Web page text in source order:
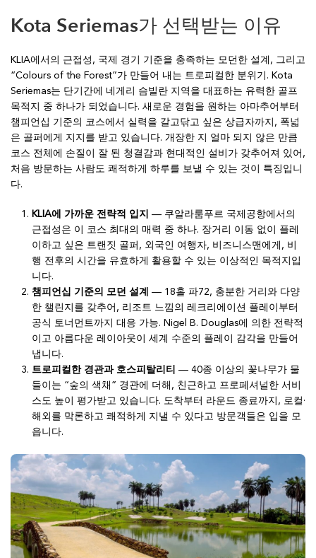
Kota Seriemas가 선택받는 이유
KLIA에서의 근접성, 국제 경기 기준을 충족하는 모던한 설계, 그리고
“Colours of the Forest”가 만들어 내는 트로피컬한 분위기. Kota
Seriemas는 단기간에 네게리 슴빌란 지역을 대표하는 유력한 골프
목적지 중 하나가 되었습니다. 새로운 경험을 원하는 아마추어부터
챔피언십 기준의 코스에서 실력을 갈고닦고 싶은 상급자까지, 폭넓
은 골퍼에게 지지를 받고 있습니다. 개장한 지 얼마 되지 않은 만큼
코스 전체에 손질이 잘 된 청결감과 현대적인 설비가 갖추어져 있어,
처음 방문하는 사람도 쾌적하게 하루를 보낼 수 있는 것이 특징입니
다.
KLIA에 가까운 전략적 입지 — 쿠알라룸푸르 국제공항에서의
근접성은 이 코스 최대의 매력 중 하나. 장거리 이동 없이 플레
이하고 싶은 트랜짓 골퍼, 외국인 여행자, 비즈니스맨에게, 비
행 전후의 시간을 유효하게 활용할 수 있는 이상적인 목적지입
니다.
챔피언십 기준의 모던 설계
— 18홀 파72, 충분한 거리와 다양
한 챌린지를 갖추어, 리조트 느낌의 레크리에이션 플레이부터
공식 토너먼트까지 대응 가능. Nigel B. Douglas에 의한 전략적
이고 아름다운 레이아웃이 세계 수준의 플레이 감각을 만들어
냅니다.
트로피컬한 경관과 호스피탈리티 — 40종 이상의 꽃나무가 물
들이는 “숲의 색채” 경관에 더해, 친근하고 프로페셔널한 서비
스도 높이 평가받고 있습니다. 도착부터 라운드 종료까지, 로컬·
해외를 막론하고 쾌적하게 지낼 수 있다고 방문객들은 입을 모
읍니다.